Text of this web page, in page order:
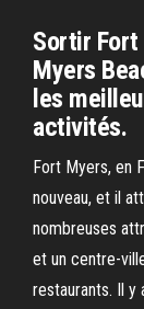
Sortir
Myers
les
activités.
Fort Myers, en
nouveau, et il
nombreuses
et un centre-
restaurants. Il y